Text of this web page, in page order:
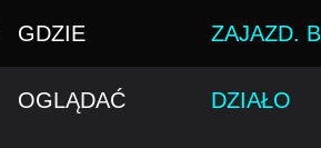
GDZIE
OGLĄDAĆ
ZAJAZD.
DZIAŁO